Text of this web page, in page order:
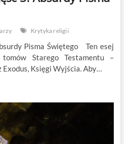
Krytyka religii
Pisma Świętego Ten esej
Starego Testamentu –
Exodus, Księgi Wyjścia. Aby…